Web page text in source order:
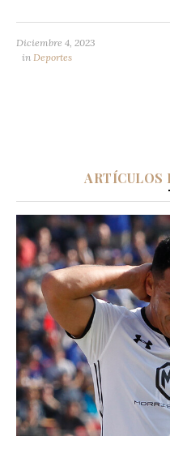
Diciembre 4, 2023
in Deportes
ARTÍCULOS